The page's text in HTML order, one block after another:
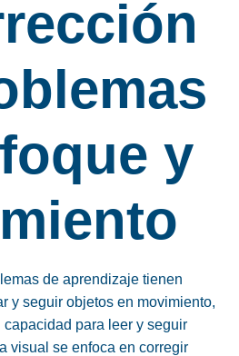
y
de aprendizaje tienen
y seguir objetos en movimiento,
capacidad para leer y seguir
visual se enfoca en corregir